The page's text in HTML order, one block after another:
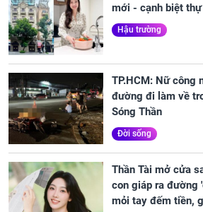
mới - cạnh biệt
Hậu trường
TP.HCM: Nữ công
đường đi làm về
Sóng Thần
Đời sống
Thần Tài mở cửa
con giáp ra đường
mỏi tay đếm tiền,